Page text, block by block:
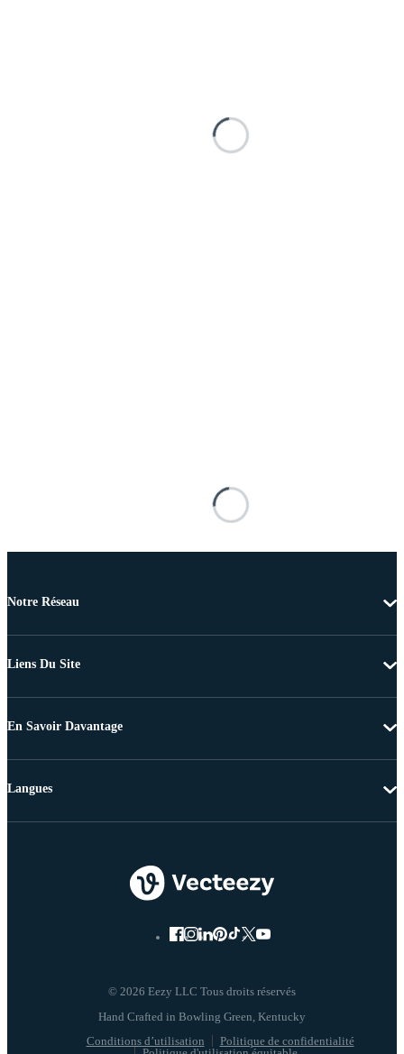
Notre Réseau
Liens Du Site
En Savoir Davantage
© 2026 Eezy LLC Tous droits réservés
Conditions d’utilisation
Politique de confidentialité
Langues